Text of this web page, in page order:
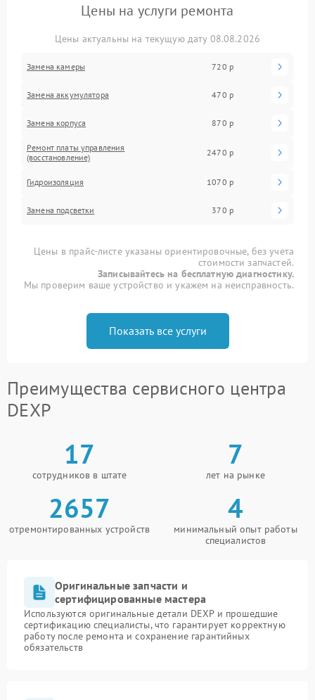
Цены на услуги ремонта
Цены актуальны на текущую дату 08.08.2026
Замена камеры 720 р
Замена аккумулятора 470 р
Замена корпуса 870 р
Ремонт платы управления
(восстановление)
2470 р
Гидроизоляция 1070 р
Замена подсветки 370 р
Цены в прайс-листе указаны ориентировочные, без учета
стоимости запчастей.
Записывайтесь на бесплатную диагностику.
Мы проверим ваше устройство и укажем на неисправность.
Показать все услуги
Преимущества сервисного центра
DEXP
17
сотрудников в штате
7
лет на рынке
2657
отремонтированных устройств
4
минимальный опыт работы
специалистов
Оригинальные запчасти и
сертифицированные мастера
Используются оригинальные детали DEXP и прошедшие
сертификацию специалисты, что гарантирует корректную
работу после ремонта и сохранение гарантийных
обязательств